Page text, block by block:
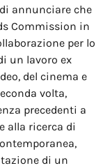
annunciare che
Commission in
per lo
un lavoro ex
del cinema e
volta,
precedenti a
alla ricerca di
di un